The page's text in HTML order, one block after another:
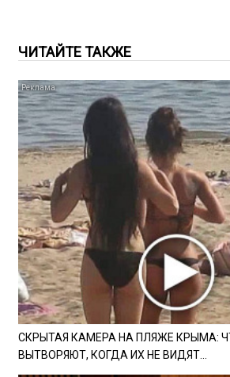
ЧИТАЙТЕ ТАКЖЕ
СКРЫТАЯ КАМЕРА НА ПЛЯЖЕ КРЫМА:
ВЫТВОРЯЮТ, КОГДА ИХ НЕ ВИДЯТ...